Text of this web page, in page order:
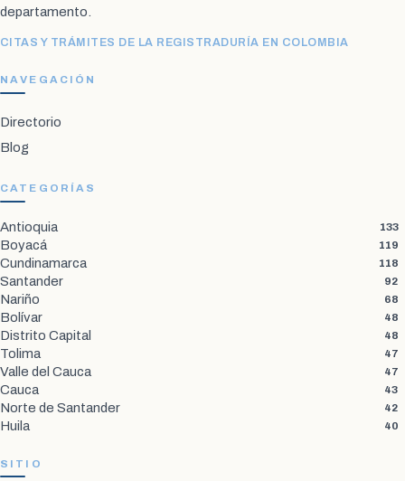
departamento.
CITAS Y TRÁMITES DE LA REGISTRADURÍA EN COLOMBIA
NAVEGACIÓN
Directorio
Blog
CATEGORÍAS
Antioquia 133
Boyacá 119
Cundinamarca 118
Santander 92
Nariño 68
Bolívar 48
Distrito Capital 48
Tolima 47
Valle del Cauca 47
Cauca 43
Norte de Santander 42
Huila 40
SITIO